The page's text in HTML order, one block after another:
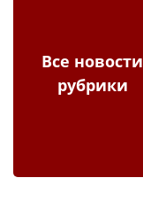
Все новости
рубрики